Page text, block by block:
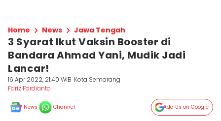
Home News Jawa Tengah
3 Syarat Ikut Vaksin Booster di
Bandara Ahmad Yani, Mudik Jadi
Lancar!
16 Apr 2022, 21:40 WIB Kota Semarang
Fariz Fardianto
News Channel Add Us on Google